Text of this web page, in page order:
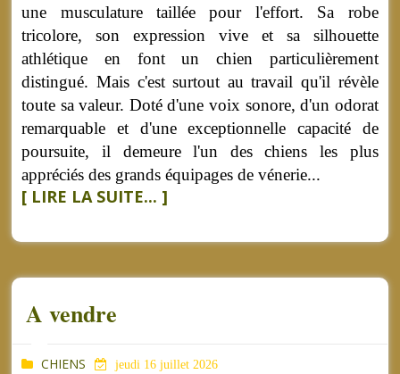
une musculature taillée pour l'effort. Sa robe
tricolore, son expression vive et sa silhouette
athlétique en font un chien particulièrement
distingué. Mais c'est surtout au travail qu'il révèle
toute sa valeur. Doté d'une voix sonore, d'un odorat
remarquable et d'une exceptionnelle capacité de
poursuite, il demeure l'un des chiens les plus
appréciés des grands équipages de vénerie...
[ LIRE LA SUITE... ]
A vendre
CHIENS jeudi 16 juillet 2026